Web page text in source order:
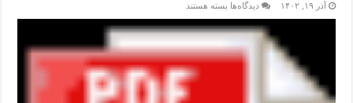
آذر ۱۹, ۱۴۰۲ دیدگاه‌ها بسته هستند